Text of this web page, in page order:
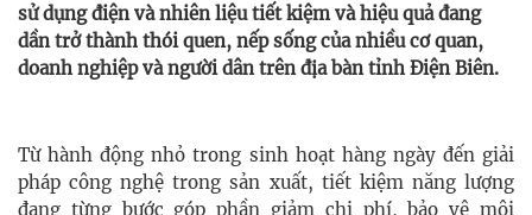
sử dụng điện và nhiên liệu tiết kiệm và hiệu quả đang
dần trở thành thói quen, nếp sống của nhiều cơ quan,
doanh nghiệp và người dân trên địa bàn tỉnh Điện Biên.
Từ hành động nhỏ trong sinh hoạt hàng ngày đến giải
pháp công nghệ trong sản xuất, tiết kiệm năng lượng
đang từng bước góp phần giảm chi phí, bảo vệ môi